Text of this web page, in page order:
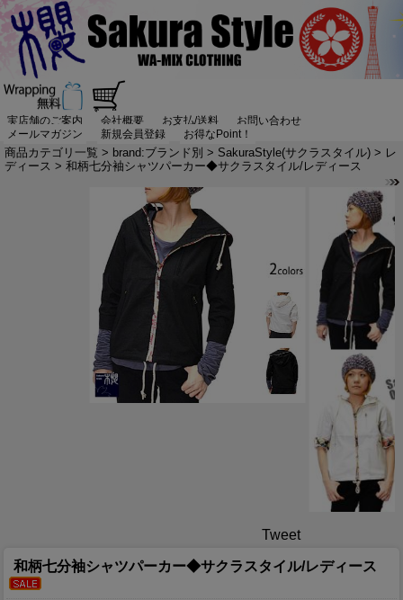
実店舗のご案内 会社概要 お支払/送料
お問い合わせ
メールマガジン
新規会員登録 お得なPoint！
商品カテゴリ一覧 > brand:ブランド別 > SakuraStyle(サクラスタイル) > レ
ディース > 和柄七分袖シャツパーカー◆サクラスタイル/レディース
Tweet
和柄七分袖シャツパーカー◆サクラスタイル/レディース